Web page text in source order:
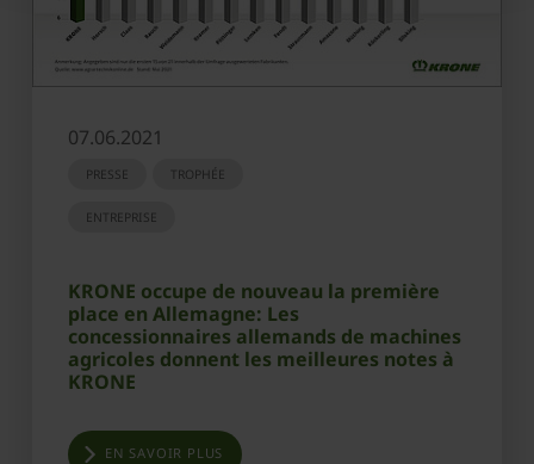
07.06.2021
PRESSE TROPHÉE
ENTREPRISE
KRONE occupe de nouveau la première
place en Allemagne: Les
concessionnaires allemands de machines
agricoles donnent les meilleures notes à
KRONE
EN SAVOIR PLUS